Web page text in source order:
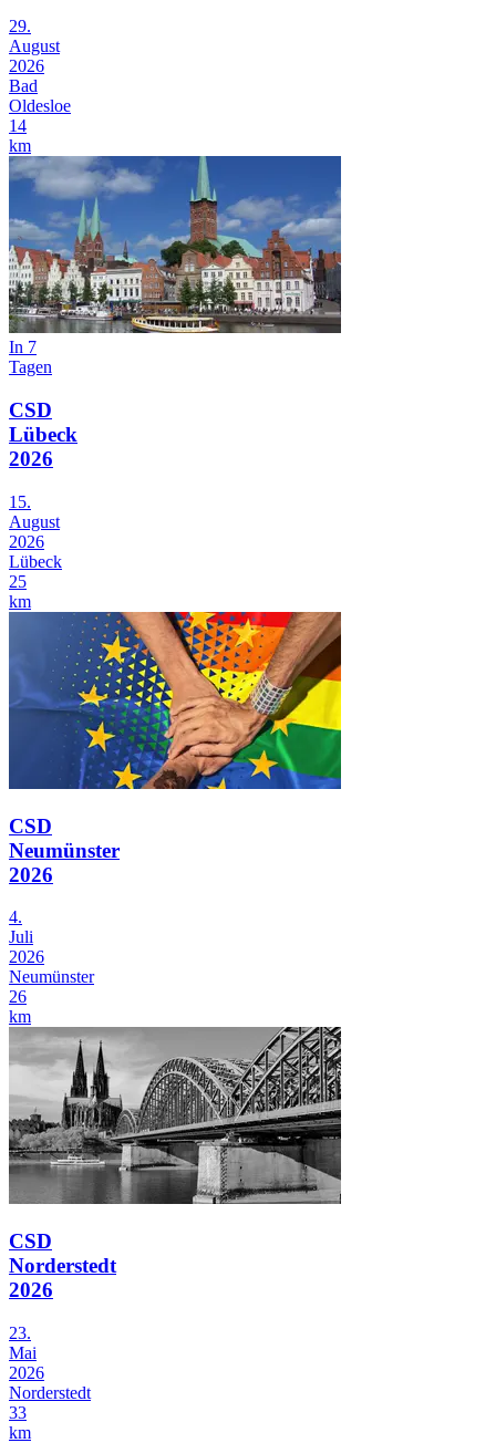
29.
August
2026
Bad
Oldesloe
14
km
In 7
Tagen
CSD
Lübeck
2026
15.
August
2026
Lübeck
25
km
CSD
Neumünster
2026
4.
Juli
2026
Neumünster
26
km
CSD
Norderstedt
2026
23.
Mai
2026
Norderstedt
33
km